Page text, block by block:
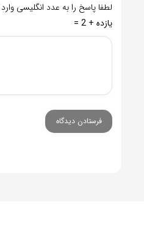
لطفا پاسخ را به عدد انگلیسی
یازده + 2 =